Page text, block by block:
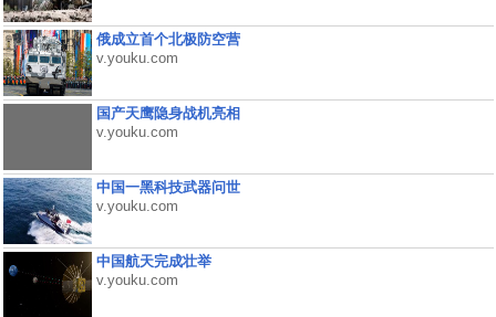
俄成立首个北极防空营
v.youku.com
国产天鹰隐身战机亮相
v.youku.com
中国一黑科技武器问世
v.youku.com
中国航天完成壮举
v.youku.com